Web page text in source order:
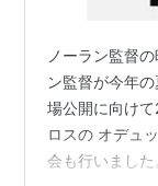
ノーラン監督
ン監督が今年
場公開に向け
ロスの オデュ
会も行いまし